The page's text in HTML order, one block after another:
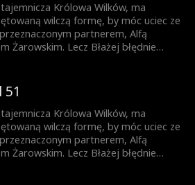
lecz czy nie będzie już za późno?
Królowa Wilków, ma
wilczą formę, by móc uciec ze
partnerem, Alfą
Żarowskim. Lecz Błażej błędnie
gdy życie ich syna jest zagrożone,
szansa, by Błażej zrozumiał
lecz czy nie będzie już za późno?
51
Królowa Wilków, ma
wilczą formę, by móc uciec ze
partnerem, Alfą
Żarowskim. Lecz Błażej błędnie